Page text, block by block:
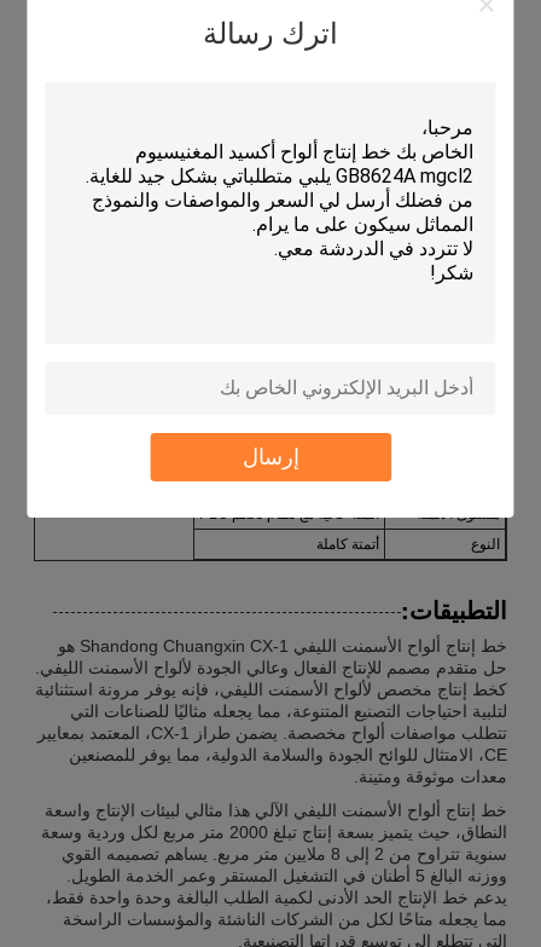
اترك رسالة
إرسال
خيار خط تصنيع ألواح الأسمنت الليفي شبه الآلي متاح لاحتياجات
نظام الطاقة الكهربائية الموفر للطاقة يقلل من تكاليف التشغيل
يدعم التصميم القوي الاستخدام الصناعي طويل الأمد بأقل قدر
من الصيانة
المعلمات الفنية:
الوزن الإجمالي
200 طن
2-8 مليون متر مربع
مستوى الأتمتة
أتمتة عالية مع نظام تحكم PLC
النوع
أتمتة كاملة
التطبيقات:
خط إنتاج ألواح الأسمنت الليفي Shandong Chuangxin CX-1 هو
حل متقدم مصمم للإنتاج الفعال وعالي الجودة لألواح الأسمنت الليفي.
كخط إنتاج مخصص لألواح الأسمنت الليفي، فإنه يوفر مرونة استثنائية
لتلبية احتياجات التصنيع المتنوعة، مما يجعله مثاليًا للصناعات التي
تتطلب مواصفات ألواح مخصصة. يضمن طراز CX-1، المعتمد بمعايير
CE، الامتثال للوائح الجودة والسلامة الدولية، مما يوفر للمصنعين
معدات موثوقة ومتينة.
خط إنتاج ألواح الأسمنت الليفي الآلي هذا مثالي لبيئات الإنتاج واسعة
النطاق، حيث يتميز بسعة إنتاج تبلغ 2000 متر مربع لكل وردية وسعة
سنوية تتراوح من 2 إلى 8 ملايين متر مربع. يساهم تصميمه القوي
ووزنه البالغ 5 أطنان في التشغيل المستقر وعمر الخدمة الطويل.
يدعم خط الإنتاج الحد الأدنى لكمية الطلب البالغة وحدة واحدة فقط،
مما يجعله متاحًا لكل من الشركات الناشئة والمؤسسات الراسخة
التي تتطلع إلى توسيع قدراتها التصنيعية.